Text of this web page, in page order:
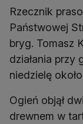
Rzecznik
Państwowej
bryg. Tomasz
działania przy
niedzielę
Ogień objął
drewnem w